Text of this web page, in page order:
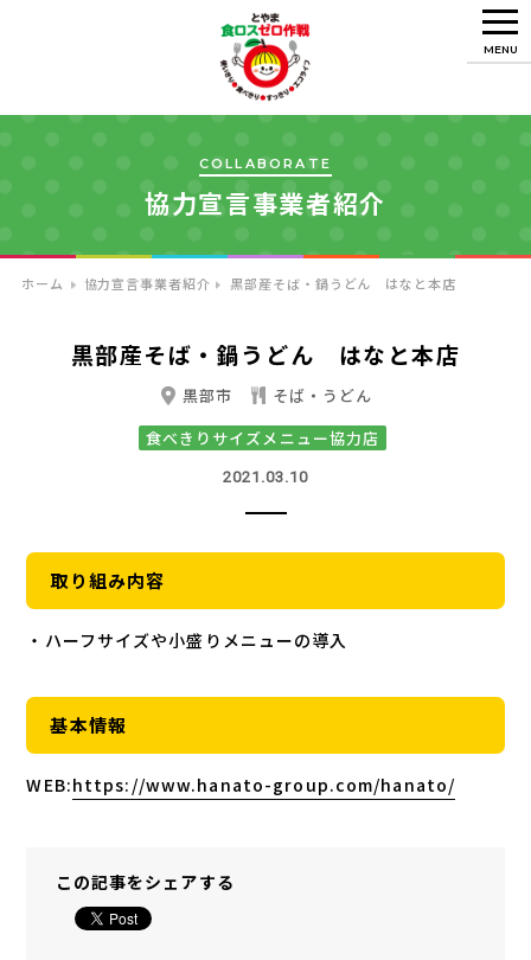
MENU
COLLABORATE
協力宣言事業者紹介
ホーム 協力宣言事業者紹介 黒部産そば・鍋うどん はなと本店
黒部産そば・鍋うどん はなと本店
黒部市
そば・うどん
食べきりサイズメニュー協力店
2021.03.10
取り組み内容
・ハーフサイズや小盛りメニューの導入
基本情報
WEB:https://www.hanato-group.com/hanato/
この記事をシェアする